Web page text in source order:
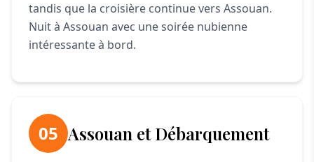
tandis que la croisière continue vers Assouan.
Nuit à Assouan avec une soirée nubienne
intéressante à bord.
05 Assouan et Débarquement